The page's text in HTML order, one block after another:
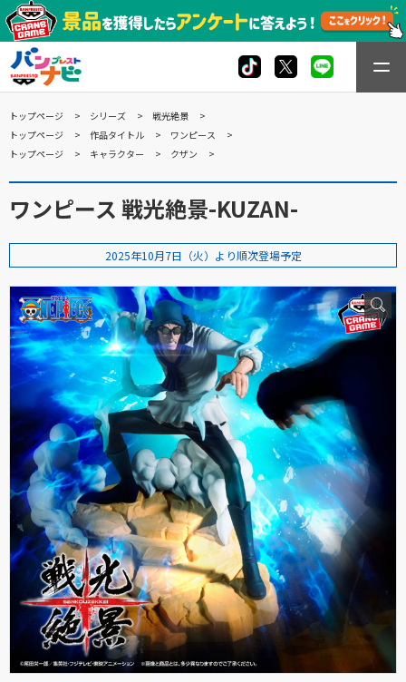
トップページ シリーズ
戦光絶景
トップページ
作品タイトル
ワンピース
トップページ
キャラクター クザン
ワンピース 戦光絶景-KUZAN-
2025年10月7日（火）より順次登場予定